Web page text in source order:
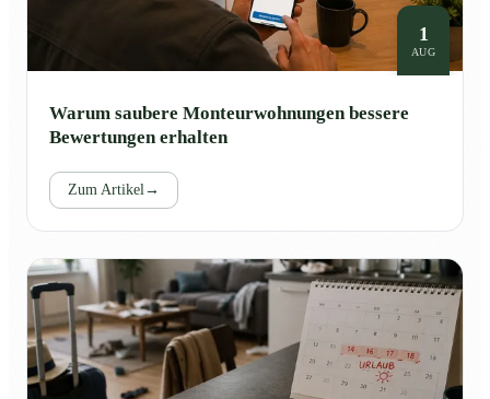
1
AUG
Warum saubere Monteurwohnungen bessere
Bewertungen erhalten
Zum Artikel→